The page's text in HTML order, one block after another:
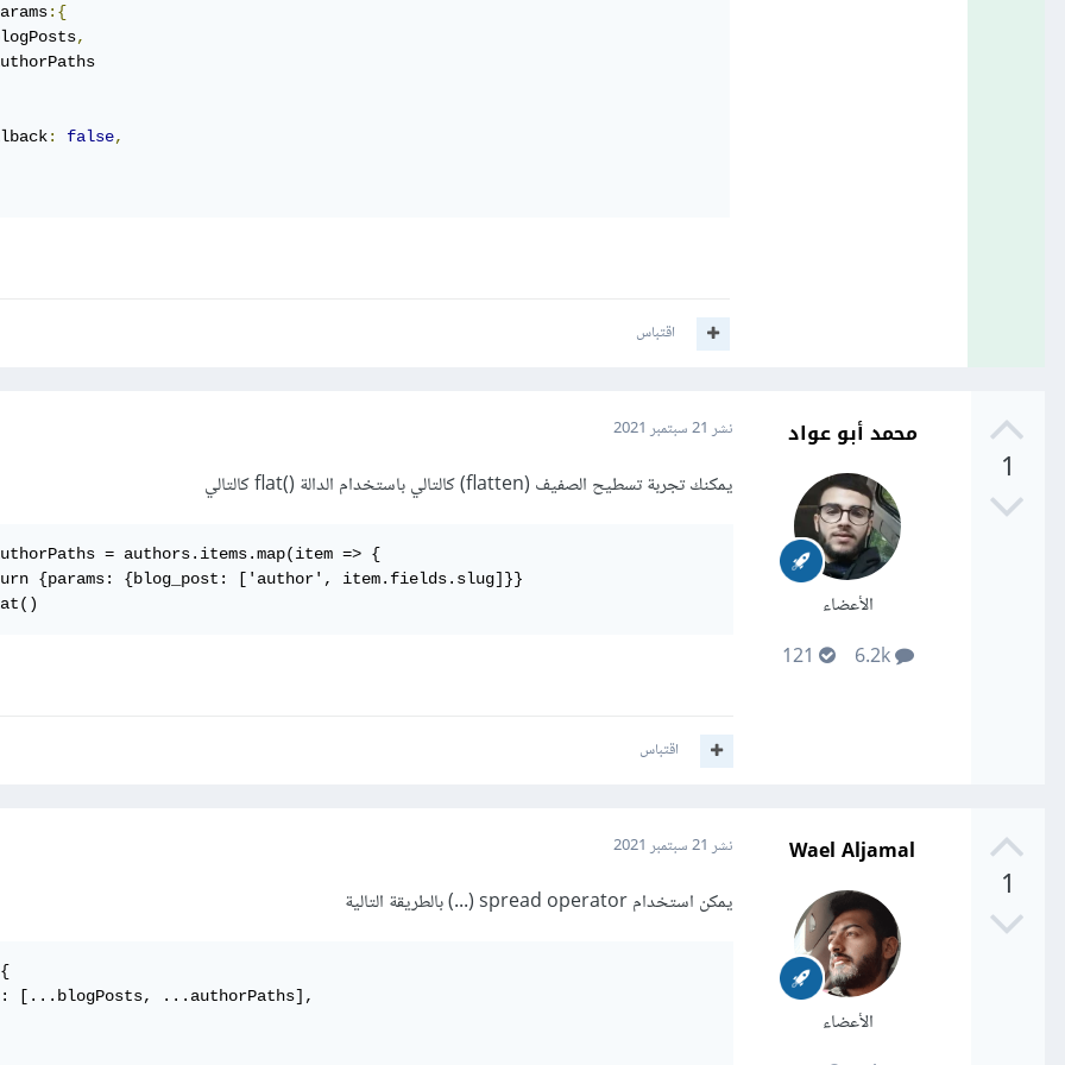
:{
,
: false,
اقتباس
1
محمد أبو عواد
الأعضاء
6.2k
نشر 21 سبتمبر 2021
يمكنك تجربة تسطيح الصفيف (flatten) كالتالي باستخدام الدالة ()flat كالتالي
= authors.items.map(item => {
{params: {blog_post: ['author', item.fields.slug]}}
اقتباس
1
Wael Aljamal
الأعضاء
نشر 21 سبتمبر 2021
يمكن استخدام spread operator (...) بالطريقة التالية
[...blogPosts, ...authorPaths],